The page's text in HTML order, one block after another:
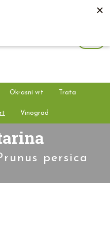
Okrasni vrt Trata
Vinograd
persica